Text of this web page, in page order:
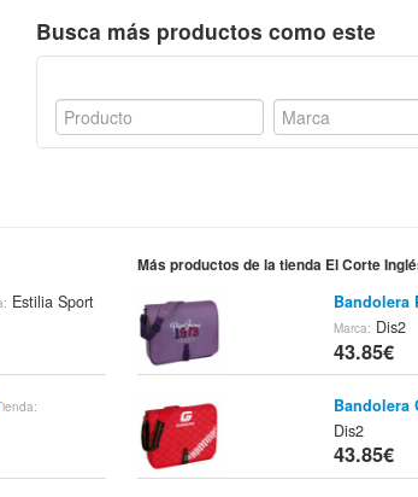
Busca más productos como este
Estilia Sport
Más productos de la tienda El Corte
Bandolera
Marca: Dis2
43.85€
Bandolera
Dis2
43.85€